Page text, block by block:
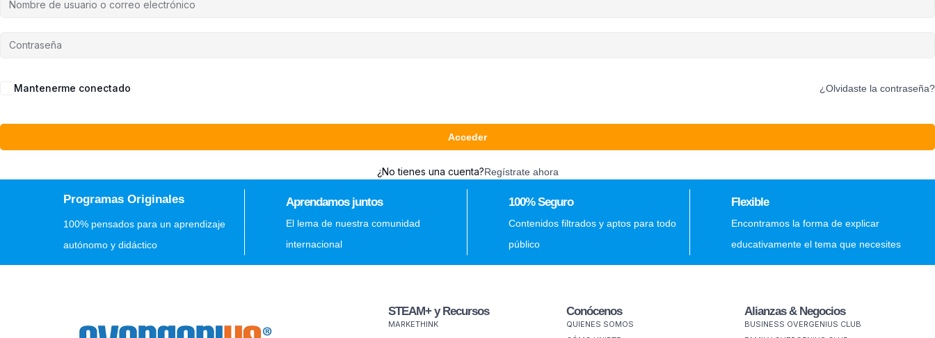
Mantenerme conectado ¿Olvidaste la contraseña?
Acceder
¿No tienes una cuenta?Regístrate ahora
Programas Originales
100% pensados para un aprendizaje
autónomo y didáctico
Aprendamos juntos
El lema de nuestra comunidad
internacional
100% Seguro
Contenidos filtrados y aptos para todo
público
Flexible
Encontramos la forma de explicar
educativamente el tema que necesites
STEAM+ y Recursos
MARKETHINK
Conócenos
QUIENES SOMOS
Alianzas & Negocios
BUSINESS OVERGENIUS CLUB